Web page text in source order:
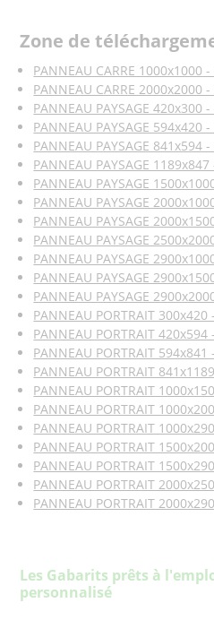
Zone de
PANNEAU CARRE 1000x1000 -
PANNEAU CARRE 2000x2000 -
PANNEAU PAYSAGE 420x300 -
PANNEAU PAYSAGE 594x420 -
PANNEAU PAYSAGE 841x594 -
PANNEAU PAYSAGE 1189x847
PANNEAU PAYSAGE
PANNEAU PAYSAGE
PANNEAU PAYSAGE
PANNEAU PAYSAGE
PANNEAU PAYSAGE
PANNEAU PAYSAGE
PANNEAU PAYSAGE
PANNEAU PORTRAIT 300x420
PANNEAU PORTRAIT 420x594
PANNEAU PORTRAIT 594x841
PANNEAU PORTRAIT
PANNEAU PORTRAIT
PANNEAU PORTRAIT
PANNEAU PORTRAIT
PANNEAU PORTRAIT
PANNEAU PORTRAIT
PANNEAU PORTRAIT
PANNEAU PORTRAIT
Les Gabarits prêts à
personnalisé